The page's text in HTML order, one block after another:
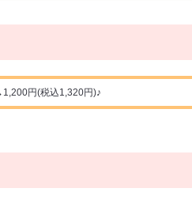
円(税込1,320円)♪